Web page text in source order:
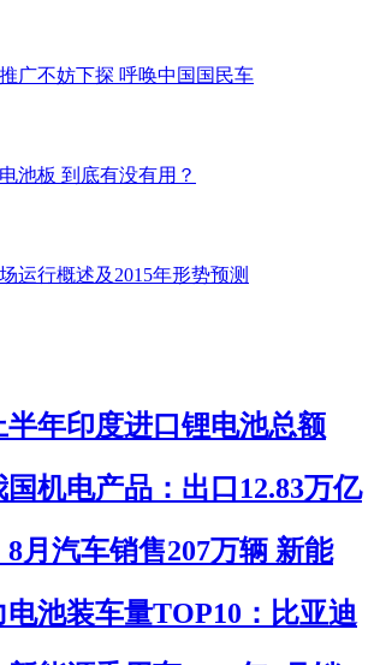
广不妨下探 呼唤中国国民车
池板 到底有没有用？
运行概述及2015年形势预测
半年印度进口锂电池总额
国机电产品：出口12.83万亿
月汽车销售207万辆 新能
池装车量TOP10：比亚迪